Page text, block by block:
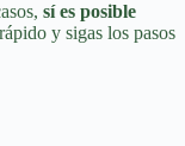
sí es posible
y sigas los pasos